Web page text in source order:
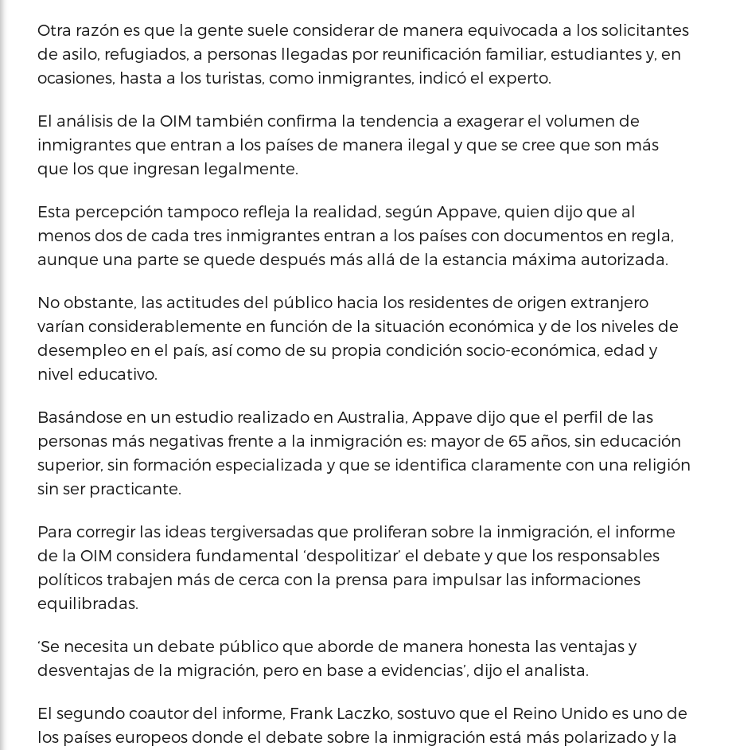
Otra razón es que la gente suele considerar de manera equivocada a los solicitantes
de asilo, refugiados, a personas llegadas por reunificación familiar, estudiantes y, en
ocasiones, hasta a los turistas, como inmigrantes, indicó el experto.
El análisis de la OIM también confirma la tendencia a exagerar el volumen de
inmigrantes que entran a los países de manera ilegal y que se cree que son más
que los que ingresan legalmente.
Esta percepción tampoco refleja la realidad, según Appave, quien dijo que al
menos dos de cada tres inmigrantes entran a los países con documentos en regla,
aunque una parte se quede después más allá de la estancia máxima autorizada.
No obstante, las actitudes del público hacia los residentes de origen extranjero
varían considerablemente en función de la situación económica y de los niveles de
desempleo en el país, así como de su propia condición socio-económica, edad y
nivel educativo.
Basándose en un estudio realizado en Australia, Appave dijo que el perfil de las
personas más negativas frente a la inmigración es: mayor de 65 años, sin educación
superior, sin formación especializada y que se identifica claramente con una religión
sin ser practicante.
Para corregir las ideas tergiversadas que proliferan sobre la inmigración, el informe
de la OIM considera fundamental ‘despolitizar’ el debate y que los responsables
políticos trabajen más de cerca con la prensa para impulsar las informaciones
equilibradas.
‘Se necesita un debate público que aborde de manera honesta las ventajas y
desventajas de la migración, pero en base a evidencias’, dijo el analista.
El segundo coautor del informe, Frank Laczko, sostuvo que el Reino Unido es uno de
los países europeos donde el debate sobre la inmigración está más polarizado y la